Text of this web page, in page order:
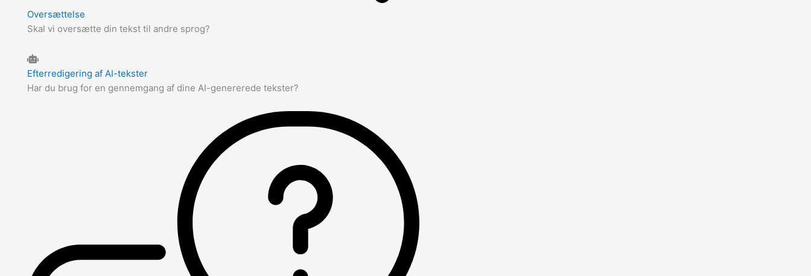
Oversættelse
Skal vi oversætte din tekst til andre sprog?
Efterredigering af AI-tekster
Har du brug for en gennemgang af dine AI-genererede tekster?